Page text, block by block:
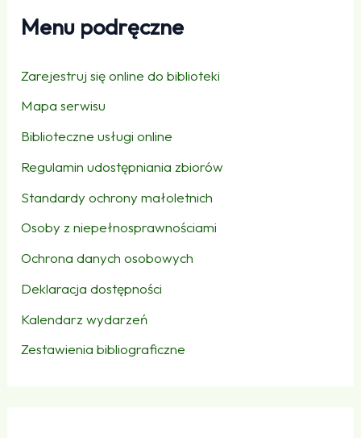
Menu podręczne
Zarejestruj się online do biblioteki
Mapa serwisu
Biblioteczne usługi online
Regulamin udostępniania zbiorów
Standardy ochrony małoletnich
Osoby z niepełnosprawnościami
Ochrona danych osobowych
Deklaracja dostępności
Kalendarz wydarzeń
Zestawienia bibliograficzne